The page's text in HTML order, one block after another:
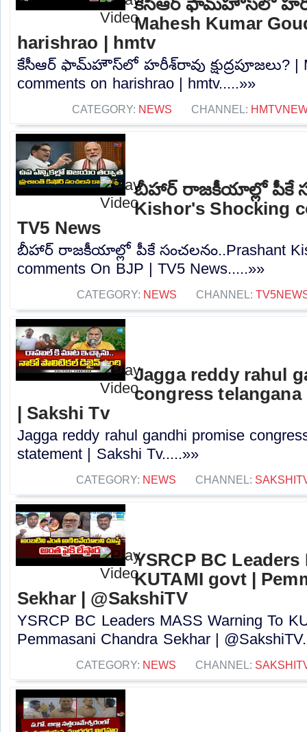
కేసీఆర్ ఫామ్‌హౌస్‌లో
Mahesh Kumar
harishrao | hmtv
కేసీఆర్ ఫామ్‌హౌస్‌లో హరీశ్‌రావు క్షుద్రపూజలు? |
comments on harishrao | hmtv.....»»
CATEGORY: NEWS CHANNEL:
బీహార్ రాజకీయాల్లో పీకే
Kishor's Shocking
TV5 News
బీహార్ రాజకీయాల్లో పీకే సంచలనం..Prashant
comments On BJP | TV5 News.....»»
CATEGORY: NEWS CHANNEL:
Jagga reddy rahul
congress
| Sakshi Tv
Jagga reddy rahul gandhi promise
statement | Sakshi Tv.....»»
CATEGORY: NEWS CHANNEL:
YSRCP BC
KUTAMI govt |
Sekhar | @SakshiTV
YSRCP BC Leaders MASS Warning To
Pemmasani Chandra Sekhar |
CATEGORY: NEWS CHANNEL: